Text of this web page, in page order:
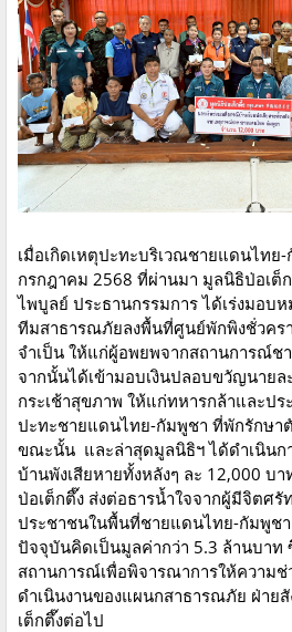
เมื่อเกิดเหตุปะทะบริเวณชายแดนไทย
กรกฎาคม 2568 ที่ผ่านมา มูลนิธิป่อเต็
ไพบูลย์ ประธานกรรมการ ได้เร่งมอบ
ทีมสาธารณภัยลงพื้นที่ศูนย์พักพิงชั่วครา
จำเป็น ให้แก่ผู้อพยพจากสถานการณ์ช
จากนั้นได้เข้ามอบเงินปลอบขวัญนาย
กระเช้าสุขภาพ ให้แก่ทหารกล้าและป
ปะทะชายแดนไทย-กัมพูชา ที่พักรักษา
ขณะนั้น และล่าสุดมูลนิธิฯ ได้ดำเนินก
บ้านพังเสียหายทั้งหลังๆ ละ 12,000 บ
ป่อเต็กตึ๊ง ส่งต่อธารน้ำใจจากผู้มีจิตศรั
ประชาชนในพื้นที่ชายแดนไทย-กัมพูช
ปัจจุบันคิดเป็นมูลค่ากว่า 5.3 ล้านบาท
สถานการณ์เพื่อพิจารณาการให้ความช่
ดำเนินงานของแผนกสาธารณภัย ฝ่าย
เต็กตึ๊งต่อไป